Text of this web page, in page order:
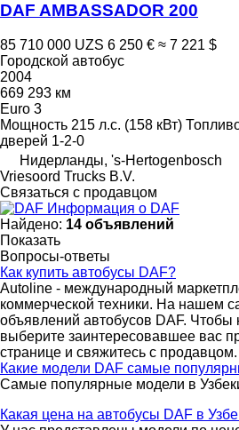
DAF AMBASSADOR 200
85 710 000 UZS 6 250 € ≈ 7 221 $
Городской автобус
2004
669 293 км
Euro 3
Мощность 215 л.с. (158 кВт)
дверей 1-2-0
Нидерланды, 's-Hertogenbosch
Vriesoord Trucks B.V.
Связаться с продавцом
Информация о DAF
Найдено: 14 объявлений
Показать
Вопросы-ответы
Как купить автобусы DAF?
Autoline - международный
коммерческой техники. На нашем
объявлений автобусов DAF. Чтобы
выберите заинтересовавшее вас
странице и свяжитесь с продавцом.
Какие модели DAF самые
Самые популярные модели в
Какая цена на автобусы DAF в